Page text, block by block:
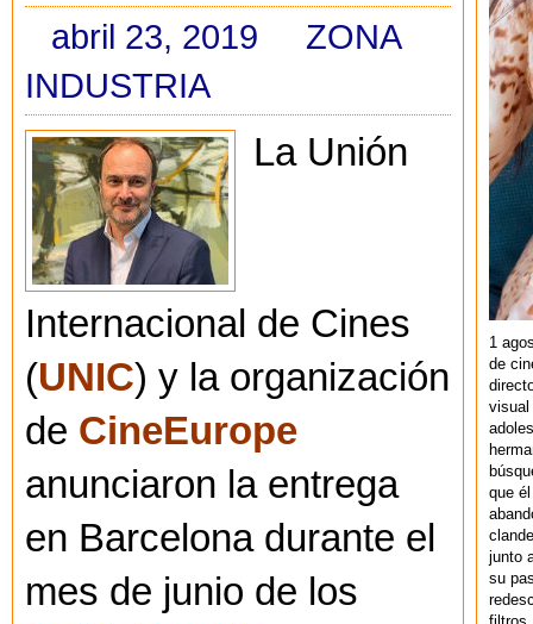
abril 23, 2019
ZONA
INDUSTRIA
La Unión
Internacional de Cines
(UNIC) y la organización
de CineEurope
anunciaron la entrega
en Barcelona durante el
mes de junio de los
1
de
visual
que
junto
su